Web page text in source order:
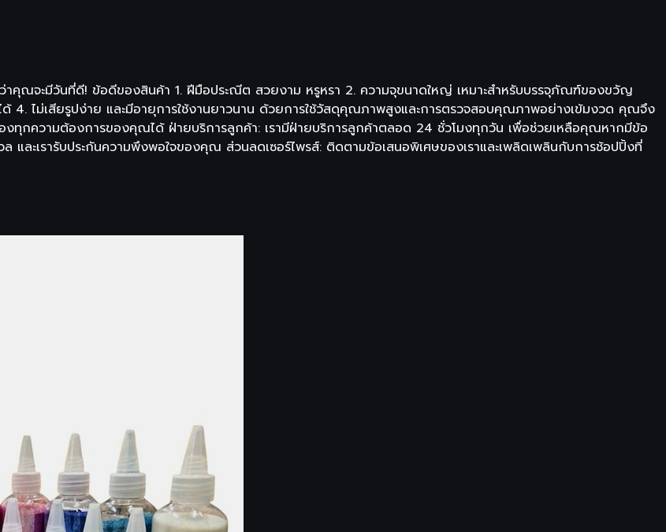
คุณจะมีวันที่ดี! ข้อดีของสินค้า 1. ฝีมือประณีต สวยงาม หรูหรา 2. ความจุขนาดใหญ่ เหมาะสำหรับบรรจุภัณฑ์ของขวัญ
ไม่เสียรูปง่าย และมีอายุการใช้งานยาวนาน ด้วยการใช้วัสดุคุณภาพสูงและการตรวจสอบคุณภาพอย่างเข้มงวด คุณจึง
งทุกความต้องการของคุณได้ ฝ่ายบริการลูกค้า: เรามีฝ่ายบริการลูกค้าตลอด 24 ชั่วโมงทุกวัน เพื่อช่วยเหลือคุณหากมีข้อ
ละเรารับประกันความพึงพอใจของคุณ ส่วนลดเซอร์ไพรส์: ติดตามข้อเสนอพิเศษของเราและเพลิดเพลินกับการช้อปปิ้งที่